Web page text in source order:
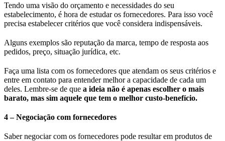
Tendo uma visão do orçamento e necessidades do seu
estabelecimento, é hora de estudar os fornecedores. Para isso você
precisa estabelecer critérios que você considera indispensáveis.
Alguns exemplos são reputação da marca, tempo de resposta aos
pedidos, preço, situação jurídica, etc.
Faça uma lista com os fornecedores que atendam os seus critérios e
entre em contato para entender melhor a capacidade de cada um
deles. Lembre-se de que a ideia não é apenas escolher o mais
barato, mas sim aquele que tem o melhor custo-benefício.
4 – Negociação com fornecedores
Saber negociar com os fornecedores pode resultar em produtos de